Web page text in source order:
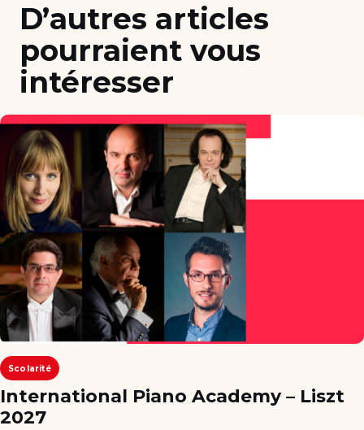
D’autres articles
pourraient vous
intéresser
Scolarité
International Piano Academy – Liszt
2027